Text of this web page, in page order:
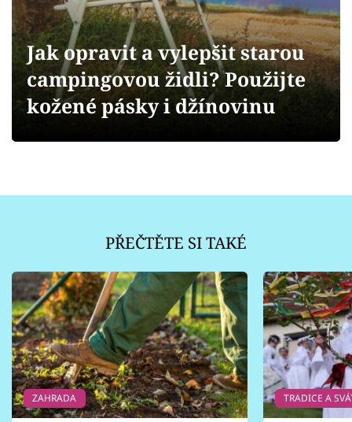
Přihlášení
Sledujte nás
Jak opravit a vylepšit starou
campingovou židli? Použijte
kožené pásky i džínovinu
PŘEČTĚTE SI TAKÉ
ZAHRADA TRADICE A